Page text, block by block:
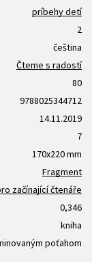
príbehy detí
2
čeština
Čteme s radostí
80
9788025344712
14.11.2019
7
170x220 mm
Fragment
začínající čtenáře
0,346
kniha
poťahom